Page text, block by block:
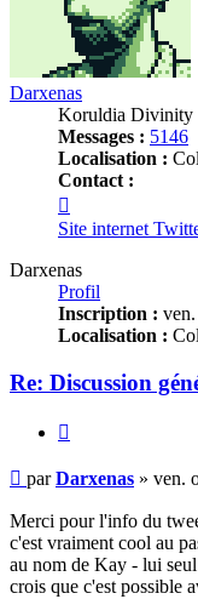
Darxenas
Koruldia Divinity
Messages : 5146
Localisation :
Contact :
Darxenas
Site internet
Darxenas
Profil
Inscription :
Localisation :
Re: Discussion
Message
non
lu
parDarxenas » ven.
Merci pour l'info du
c'est vraiment cool au
au nom de Kay - lui
crois que c'est possible